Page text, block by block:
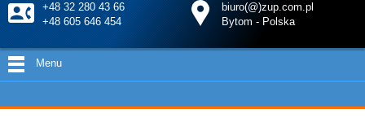
+48 32 280 43 66
+48 605 646 454
biuro(@)zup.com.pl
Bytom - Polska
Menu